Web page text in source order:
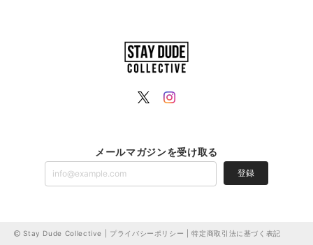
メールマガジンを受け取る
登録
Stay Dude Collective | プライバシーポリシー |特定商取引法に基づく表記